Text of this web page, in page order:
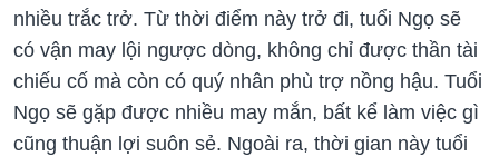
nhiều trắc trở. Từ thời điểm này trở đi, tuổi Ngọ sẽ
có vận may lội ngược dòng, không chỉ được thần tài
chiếu cố mà còn có quý nhân phù trợ nồng hậu. Tuổi
Ngọ sẽ gặp được nhiều may mắn, bất kể làm việc gì
cũng thuận lợi suôn sẻ. Ngoài ra, thời gian này tuổi